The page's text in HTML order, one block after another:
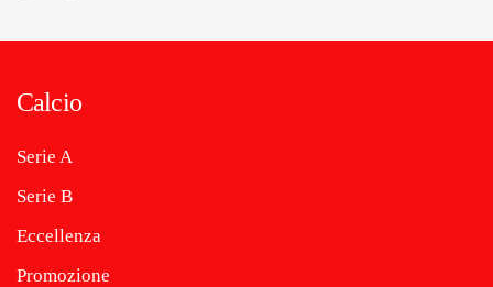
Calcio
Serie A
Serie B
Eccellenza
Promozione